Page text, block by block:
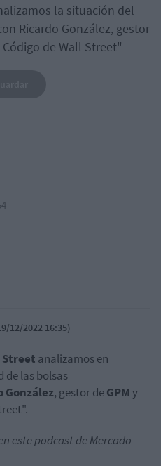
la situación del
Ricardo González, gestor
de Wall Street"
12/2022 16:35)
Street analizamos en
de las bolsas
González, gestor deGPMy
este podcast de Mercado